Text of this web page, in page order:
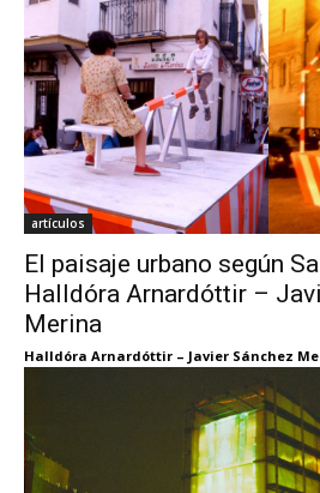
artículos
El paisaje urbano según
Halldóra Arnardóttir –
Merina
Halldóra Arnardóttir – Javier Sánchez